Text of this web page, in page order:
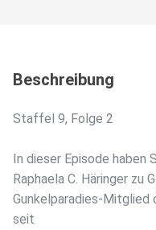
Beschreibung
Staffel 9, Folge 2
In dieser Episode haben
Raphaela C. Häringer zu
Gunkelparadies-Mitglied
seit